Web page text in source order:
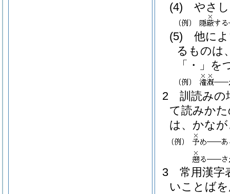
(4) やさ
(5)
他に
るものは
「・」を
2
訓読みの
て読みか
は、かな
3
常用漢字
いことば